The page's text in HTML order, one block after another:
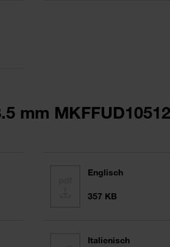
mm
Englisch
357 KB
Italienisch